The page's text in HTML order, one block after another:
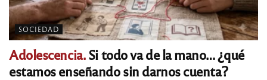
SOCIEDAD
Adolescencia.Si todo va de la mano… ¿qué
estamos enseñando sin darnos cuenta?